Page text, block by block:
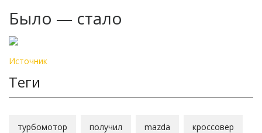
Было — стало
Источник
Теги
турбомотор получил mazda кроссовер